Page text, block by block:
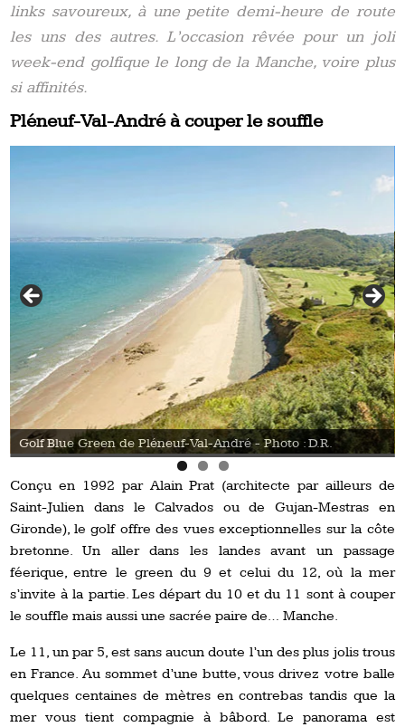
links savoureux, à une petite demi-heure de route
les uns des autres. L’occasion rêvée pour un joli
week-end golfique le long de la Manche, voire plus
si affinités.
Pléneuf-Val-André à couper le souffle
Golf Blue Green de Pléneuf-Val-André - Photo : D.R.
Conçu en 1992 par Alain Prat (architecte par ailleurs de
Saint-Julien dans le Calvados ou de Gujan-Mestras en
Gironde), le golf offre des vues exceptionnelles sur la côte
bretonne. Un aller dans les landes avant un passage
féerique, entre le green du 9 et celui du 12, où la mer
s’invite à la partie. Les départ du 10 et du 11 sont à couper
le souffle mais aussi une sacrée paire de… Manche.
Le 11, un par 5, est sans aucun doute l’un des plus jolis trous
en France. Au sommet d’une butte, vous drivez votre balle
quelques centaines de mètres en contrebas tandis que la
mer vous tient compagnie à bâbord. Le panorama est